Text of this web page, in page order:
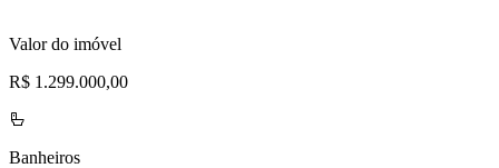
Valor do imóvel
R$ 1.299.000,00
Banheiros